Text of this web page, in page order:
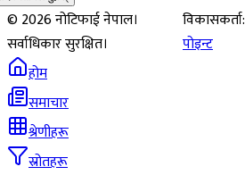
©2026नोटिफाई नेपाल।
सर्वाधिकार सुरक्षित।
विकासकर्ता:
पोइन्ट
होम
समाचार
श्रेणीहरू
स्रोतहरू